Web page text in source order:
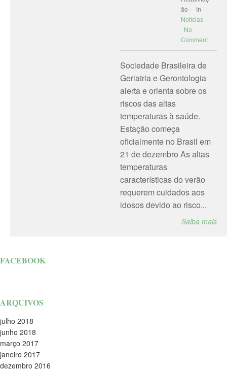
ão - In
Notícias-
No
Comment
Sociedade Brasileira de
Geriatria e Gerontologia
alerta e orienta sobre os
riscos das altas
temperaturas à saúde.
Estação começa
oficialmente no Brasil em
21 de dezembro As altas
temperaturas
características do verão
requerem cuidados aos
idosos devido ao risco...
Saiba mais
FACEBOOK
ARQUIVOS
julho 2018
junho 2018
março 2017
janeiro 2017
dezembro 2016